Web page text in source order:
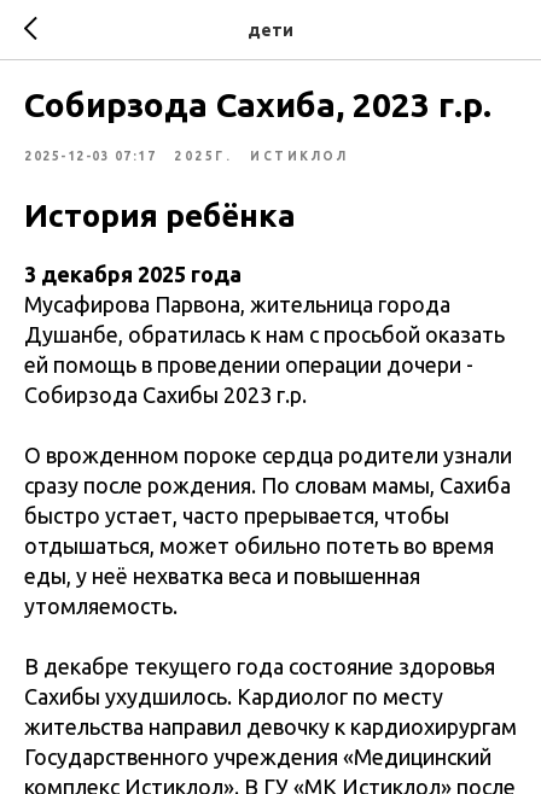
дети
Собирзода Сахиба, 2023 г.р.
2025-12-03 07:17 2025Г. ИСТИКЛОЛ
История ребёнка
3 декабря 2025 года
Мусафирова Парвона, жительница города
Душанбе, обратилась к нам с просьбой оказать
ей помощь в проведении операции дочери -
Собирзода Сахибы 2023 г.р.
О врожденном пороке сердца родители узнали
сразу после рождения. По словам мамы, Сахиба
быстро устает, часто прерывается, чтобы
отдышаться, может обильно потеть во время
еды, у неё нехватка веса и повышенная
утомляемость.
В декабре текущего года состояние здоровья
Сахибы ухудшилось. Кардиолог по месту
жительства направил девочку к кардиохирургам
Государственного учреждения «Медицинский
комплекс Истиклол». В ГУ «МК Истиклол» после